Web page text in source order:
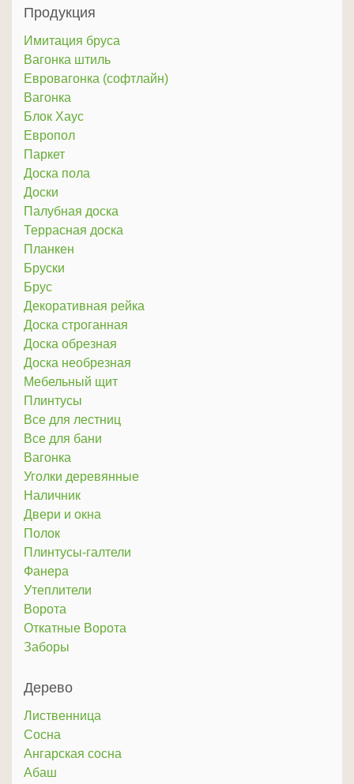
Продукция
Имитация бруса
Вагонка штиль
Евровагонка (софтлайн)
Вагонка
Блок Хаус
Европол
Паркет
Доска пола
Доски
Палубная доска
Террасная доска
Планкен
Бруски
Брус
Декоративная рейка
Доска строганная
Доска обрезная
Доска необрезная
Мебельный щит
Плинтусы
Все для лестниц
Все для бани
Вагонка
Уголки деревянные
Наличник
Двери и окна
Полок
Плинтусы-галтели
Фанера
Утеплители
Ворота
Откатные Ворота
Заборы
Дерево
Лиственница
Сосна
Ангарская сосна
Абаш